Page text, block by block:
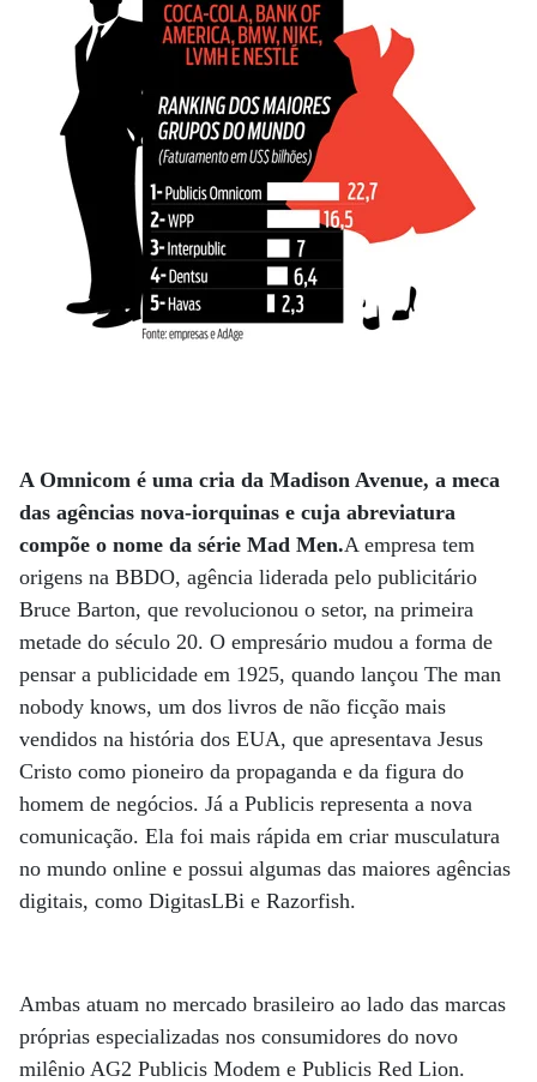
A Omnicom é uma cria da Madison Avenue, a meca
das agências nova-iorquinas e cuja abreviatura
compõe o nome da série Mad Men.A empresa tem
origens na BBDO, agência liderada pelo publicitário
Bruce Barton, que revolucionou o setor, na primeira
metade do século 20. O empresário mudou a forma de
pensar a publicidade em 1925, quando lançou The man
nobody knows, um dos livros de não ficção mais
vendidos na história dos EUA, que apresentava Jesus
Cristo como pioneiro da propaganda e da figura do
homem de negócios. Já a Publicis representa a nova
comunicação. Ela foi mais rápida em criar musculatura
no mundo online e possui algumas das maiores agências
digitais, como DigitasLBi e Razorfish.
Ambas atuam no mercado brasileiro ao lado das marcas
próprias especializadas nos consumidores do novo
milênio AG2 Publicis Modem e Publicis Red Lion.